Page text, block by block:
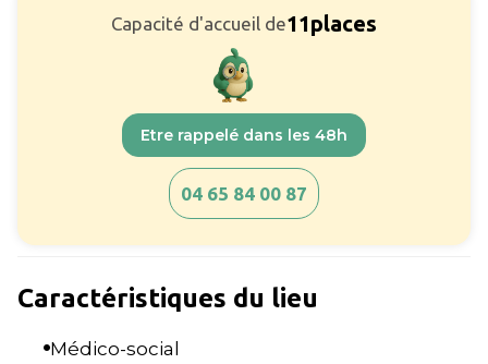
Capacité d'accueil de11places
Etre rappelé dans les 48h
04 65 84 00 87
Caractéristiques du lieu
Médico-social